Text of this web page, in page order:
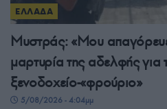
ΕΛΛΑΔΑ
Μυστράς: «Μου
μαρτυρία της αδελφής για
ξενοδοχείο-«φρούριο»
5/08/2026 - 4:04μμ